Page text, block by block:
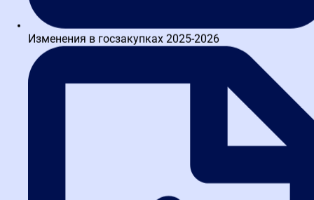
Главный специалист по проведению закупочных процедур АО
"ГАЗПРОМНЕФТЬ-АЭРО". 16-летний опыт практической
деятельности в закупках. Проводил полный цикл закупок и
представлял...
Школьников Артем Алексеевич
Изменения в госзакупках 2025-2026